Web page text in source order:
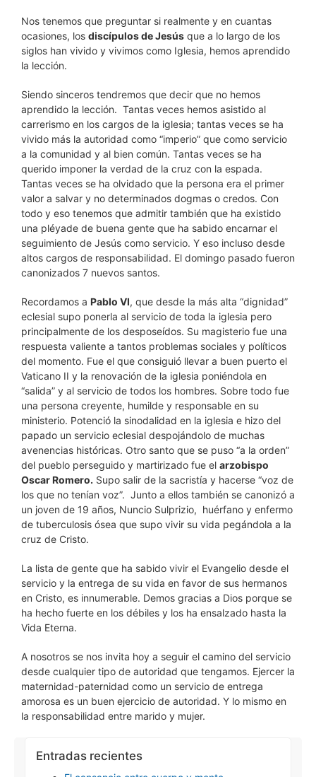
Nos tenemos que preguntar si realmente y en cuantas
ocasiones, los discípulos de Jesús que a lo largo de los
siglos han vivido y vivimos como Iglesia, hemos aprendido
la lección.
Siendo sinceros tendremos que decir que no hemos
aprendido la lección. Tantas veces hemos asistido al
carrerismo en los cargos de la iglesia; tantas veces se ha
vivido más la autoridad como “imperio” que como servicio
a la comunidad y al bien común. Tantas veces se ha
querido imponer la verdad de la cruz con la espada.
Tantas veces se ha olvidado que la persona era el primer
valor a salvar y no determinados dogmas o credos. Con
todo y eso tenemos que admitir también que ha existido
una pléyade de buena gente que ha sabido encarnar el
seguimiento de Jesús como servicio. Y eso incluso desde
altos cargos de responsabilidad. El domingo pasado fueron
canonizados 7 nuevos santos.
Recordamos a Pablo VI, que desde la más alta “dignidad”
eclesial supo ponerla al servicio de toda la iglesia pero
principalmente de los desposeídos. Su magisterio fue una
respuesta valiente a tantos problemas sociales y políticos
del momento. Fue el que consiguió llevar a buen puerto el
Vaticano II y la renovación de la iglesia poniéndola en
“salida” y al servicio de todos los hombres. Sobre todo fue
una persona creyente, humilde y responsable en su
ministerio. Potenció la sinodalidad en la iglesia e hizo del
papado un servicio eclesial despojándolo de muchas
avenencias históricas. Otro santo que se puso “a la orden”
del pueblo perseguido y martirizado fue el arzobispo
Oscar Romero. Supo salir de la sacristía y hacerse “voz de
los que no tenían voz”. Junto a ellos también se canonizó a
un joven de 19 años, Nuncio Sulprizio, huérfano y enfermo
de tuberculosis ósea que supo vivir su vida pegándola a la
cruz de Cristo.
La lista de gente que ha sabido vivir el Evangelio desde el
servicio y la entrega de su vida en favor de sus hermanos
en Cristo, es innumerable. Demos gracias a Dios porque se
ha hecho fuerte en los débiles y los ha ensalzado hasta la
Vida Eterna.
A nosotros se nos invita hoy a seguir el camino del servicio
desde cualquier tipo de autoridad que tengamos. Ejercer la
maternidad-paternidad como un servicio de entrega
amorosa es un buen ejercicio de autoridad. Y lo mismo en
la responsabilidad entre marido y mujer.
Entradas recientes